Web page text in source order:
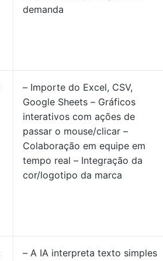
demanda
– Importe do Excel, CSV,
Google Sheets – Gráficos
interativos com ações de
passar o mouse/clicar –
Colaboração em equipe em
tempo real – Integração da
cor/logotipo da marca
– A IA interpreta texto simples